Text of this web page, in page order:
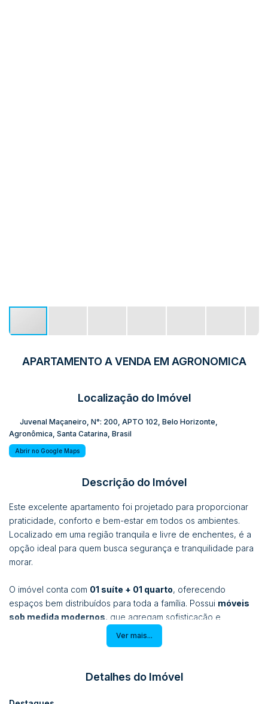
APARTAMENTO A VENDA EM AGRONOMICA
Localização do Imóvel
Juvenal Maçaneiro N°: 200 APTO 102 Belo Horizonte
Agronômica Santa Catarina Brasil
Abrir no Google Maps
Descrição do Imóvel
Este excelente apartamento foi projetado para proporcionar
praticidade, conforto e bem-estar em todos os ambientes.
Localizado em uma região tranquila e livre de enchentes, é a
opção ideal para quem busca segurança e tranquilidade para
morar.
O imóvel conta com 01 suíte + 01 quarto, oferecendo
espaços bem distribuídos para toda a família. Possui móveis
sob medida modernos, que agregam sofisticação e
funcionalidade aos ambientes.
, criando um ambiente amplo e aconchegante para
carvãoé um convite para momentos especiais de lazer e
Ver mais...
Detalhes do Imóvel